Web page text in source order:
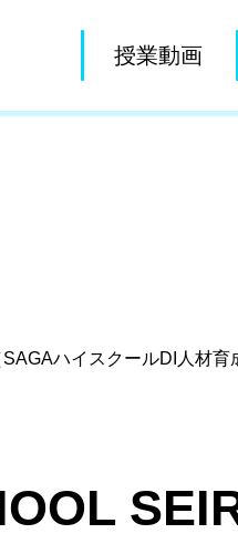
授業動画
ハイスクールDI人材育